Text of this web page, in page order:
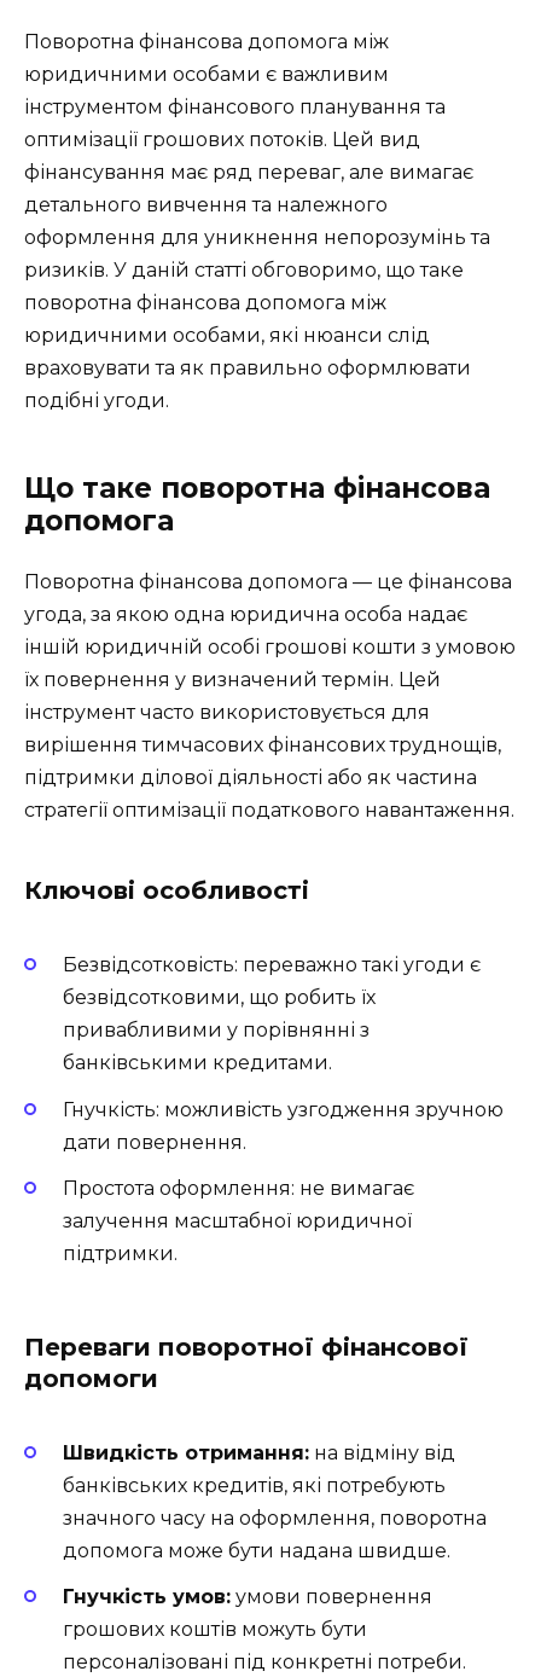
Поворотна фінансова допомога між
юридичними особами є важливим
інструментом фінансового планування та
оптимізації грошових потоків. Цей вид
фінансування має ряд переваг, але вимагає
детального вивчення та належного
оформлення для уникнення непорозумінь та
ризиків. У даній статті обговоримо, що таке
поворотна фінансова допомога між
юридичними особами, які нюанси слід
враховувати та як правильно оформлювати
подібні угоди.
Що таке поворотна фінансова
допомога
Поворотна фінансова допомога — це фінансова
угода, за якою одна юридична особа надає
іншій юридичній особі грошові кошти з умовою
їх повернення у визначений термін. Цей
інструмент часто використовується для
вирішення тимчасових фінансових труднощів,
підтримки ділової діяльності або як частина
стратегії оптимізації податкового навантаження.
Ключові особливості
Безвідсотковість: переважно такі угоди є
безвідсотковими, що робить їх
привабливими у порівнянні з
банківськими кредитами.
Гнучкість: можливість узгодження зручною
дати повернення.
Простота оформлення: не вимагає
залучення масштабної юридичної
підтримки.
Переваги поворотної фінансової
допомоги
Швидкість отримання: на відміну від
банківських кредитів, які потребують
значного часу на оформлення, поворотна
допомога може бути надана швидше.
Гнучкість умов: умови повернення
грошових коштів можуть бути
персоналізовані під конкретні потреби.